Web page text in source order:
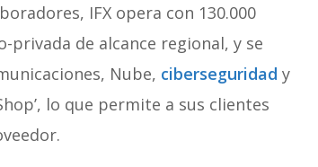
IFX opera con 130.000
privada de alcance regional, y se
Nube, ciberseguridad y
lo que permite a sus clientes